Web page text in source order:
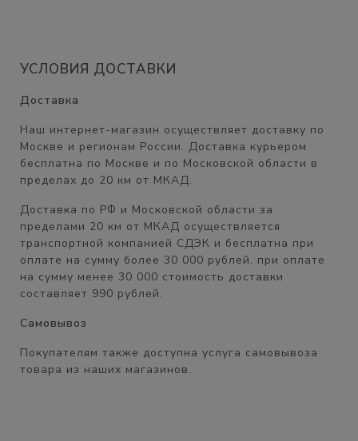
УСЛОВИЯ ДОСТАВКИ
Доставка
Наш интернет-магазин осуществляет доставку по
Москве и регионам России. Доставка курьером
бесплатна по Москве и по Московской области в
пределах до 20 км от МКАД.
Доставка по РФ и Московской области за
пределами 20 км от МКАД осуществляется
транспортной компанией СДЭК и бесплатна при
оплате на сумму более 30 000 рублей, при оплате
на сумму менее 30 000 стоимость доставки
составляет 990 рублей.
Самовывоз
Покупателям также доступна услуга самовывоза
товара из наших магазинов.